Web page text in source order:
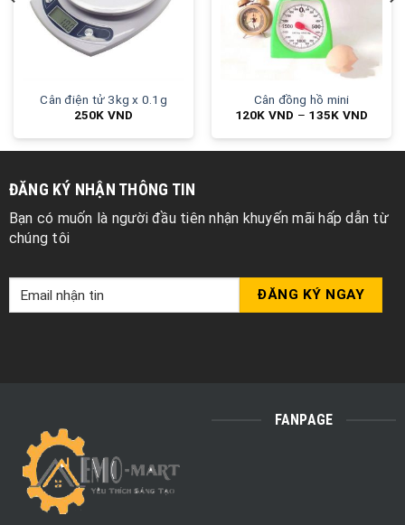
Cân điện tử 3kg x 0.1g
250K VND
Cân đồng hồ mini
120K VND – 135K VND
ĐĂNG KÝ NHẬN THÔNG TIN
Bạn có muốn là người đầu tiên nhận khuyến mãi hấp dẫn từ
chúng tôi
FANPAGE